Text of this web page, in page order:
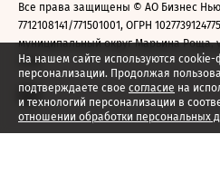
На нашем сайте используются
персонализации. Продолжая
подтверждаете свое согласие на
и технологий персонализации в
отношении обработки персональных
Все права защищены © АО Бизнес
7712108141/771501001, ОГРН
муниципальный округ Марьина Роща,
2026